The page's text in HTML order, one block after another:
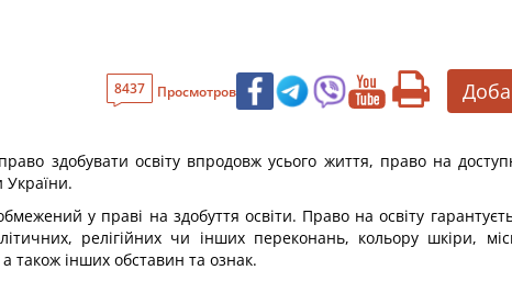
8437 Просмотров
здобувати освіту впродовж усього життя, право на
України.
у праві на здобуття освіти. Право на освіту
релігійних чи інших переконань, кольору шкіри,
також інших обставин та ознак.